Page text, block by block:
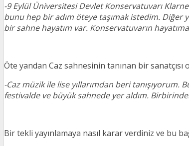
-9 Eylül Üniversitesi Devlet Konservatuvarı
bunu hep bir adım öteye taşımak istedim. Diğer
bir sahne hayatım var. Konservatuvarın
Öte yandan Caz sahnesinin tanınan bir
-Caz müzik ile lise yıllarımdan beri tanışıyorum.
festivalde ve büyük sahnede yer aldım.
Bir tekli yayınlamaya nasıl karar verdiniz ve bu